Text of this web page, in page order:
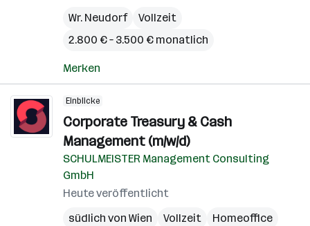
Wr. Neudorf
Vollzeit
2.800 € – 3.500 € monatlich
Merken
Einblicke
Corporate Treasury & Cash
Management (m/w/d)
SCHULMEISTER Management Consulting
GmbH
Heute veröffentlicht
südlich von Wien
Vollzeit
Homeoffice